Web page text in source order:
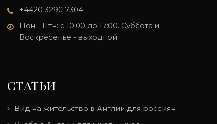
+4420 3290 7304
Пон - Птн: с 10:00 до 17:00. Суббота и
Воскресенье - выходной
СТАТЬИ
Вид на жительство в Англии для россиян